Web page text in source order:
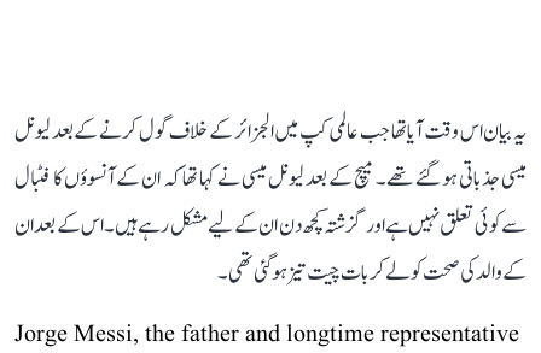
یہ بیان اس وقت آیا تھا جب عالمی کپ میں الجزائر کے خلاف گول کرنے کے بعد لیونل
میسی جذباتی ہو گئے تھے۔ میچ کے بعد لیونل میسی نے کہا تھا کہ ان کے آنسوؤں کا فٹبال
سے کوئی تعلق نہیں ہے اور گزشتہ کچھ دن ان کے لیے مشکل رہے ہیں۔ اس کے بعد ان
کے والد کی صحت کو لے کر بات چیت تیز ہو گئی تھی۔
Jorge Messi, the father and longtime representative